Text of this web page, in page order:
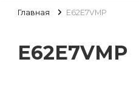
Главная E62E7VMP
E62E7VMP